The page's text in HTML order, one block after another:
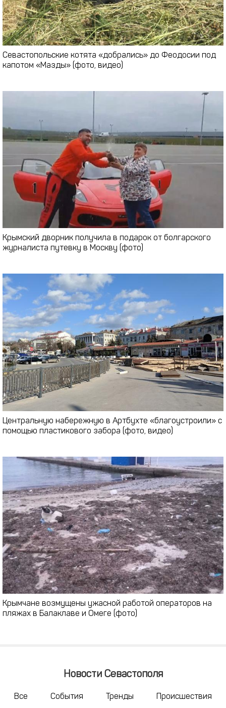
Севастопольские котята «добрались» до Феодосии под
капотом «Мазды» (фото, видео)
Крымский дворник получила в подарок от болгарского
журналиста путевку в Москву (фото)
Центральную набережную в Артбухте «благоустроили» с
помощью пластикового забора (фото, видео)
Крымчане возмущены ужасной работой операторов на
пляжах в Балаклаве и Омеге (фото)
Новости Севастополя
Все События Тренды Происшествия